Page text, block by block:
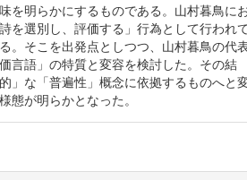
を明らかにするものである。山村暮鳥に
を選別し、評価する」行為として行われ
。そこを出発点としつつ、山村暮鳥の代
言語」の特質と変容を検討した。その結
」な「普遍性」概念に依拠するものへと
が明らかとなった。